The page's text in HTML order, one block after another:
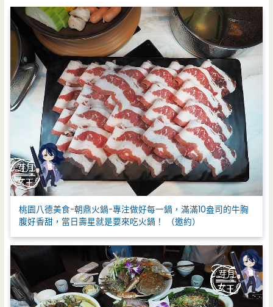
:
桃園八德美食-朝鼎火鍋-專注做好每一鍋，滿滿10盎司的牛胸
腹好香甜，當日壽星就是要來吃火鍋！ （邀約）